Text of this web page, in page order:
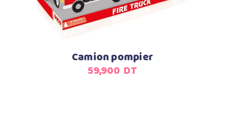
Camion pompier
59,900 DT